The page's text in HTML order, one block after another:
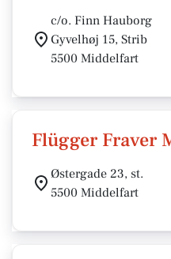
c/o. Finn Hauborg
Gyvelhøj 15, Strib
5500 Middelfart
Flügger Fraver
Østergade 23, st.
5500 Middelfart